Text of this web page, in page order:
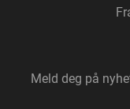
Meld deg på